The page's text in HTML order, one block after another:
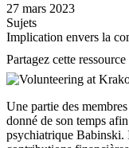
27 mars 2023
Sujets
Implication envers la
Partagez cette ressource
Une partie des
donné de son temps
psychiatrique Babinski.